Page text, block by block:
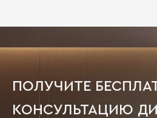
ПОЛУЧИТЕ
КОНСУЛЬТАЦИЮ